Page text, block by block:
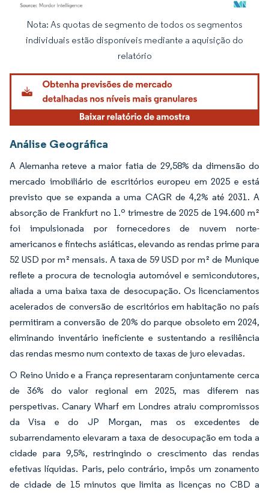
Imagem © Mordor Intelligence. O reuso requer atribuição conforme CC BY 4.0.
Nota: As quotas de segmento de todos os segmentos
individuais estão disponíveis mediante a aquisição do
relatório
Análise Geográfica
A Alemanha reteve a maior fatia de 29,58% da dimensão do
mercado imobiliário de escritórios europeu em 2025 e está
previsto que se expanda a uma CAGR de 4,2% até 2031. A
absorção de Frankfurt no 1.º trimestre de 2025 de 194.600 m²
foi impulsionada por fornecedores de nuvem norte-
americanos e fintechs asiáticas, elevando as rendas prime para
52 USD por m² mensais. A taxa de 59 USD por m² de Munique
reflete a procura de tecnologia automóvel e semicondutores,
aliada a uma baixa taxa de desocupação. Os licenciamentos
acelerados de conversão de escritórios em habitação no país
permitiram a conversão de 20% do parque obsoleto em 2024,
eliminando inventário ineficiente e sustentando a resiliência
das rendas mesmo num contexto de taxas de juro elevadas.
O Reino Unido e a França representaram conjuntamente cerca
de 36% do valor regional em 2025, mas diferem nas
perspetivas. Canary Wharf em Londres atraiu compromissos
da Visa e do JP Morgan, mas os excedentes de
subarrendamento elevaram a taxa de desocupação em toda a
cidade para 9,5%, restringindo o crescimento das rendas
efetivas líquidas. Paris, pelo contrário, impôs um zonamento
de cidade de 15 minutos que limita as licenças no CBD a